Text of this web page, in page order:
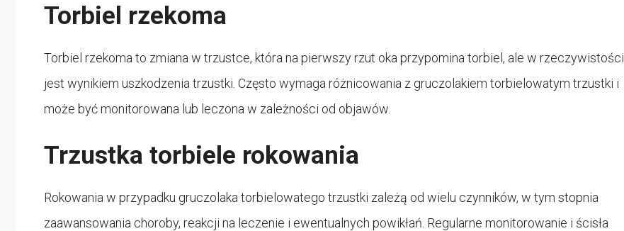
Torbiel rzekoma
Torbiel rzekoma to zmiana w trzustce, która na pierwszy rzut oka przypomina torbiel, ale w rzeczywistości
jest wynikiem uszkodzenia trzustki. Często wymaga różnicowania z gruczolakiem torbielowatym trzustki i
może być monitorowana lub leczona w zależności od objawów.
Trzustka torbiele rokowania
Rokowania w przypadku gruczolaka torbielowatego trzustki zależą od wielu czynników, w tym stopnia
zaawansowania choroby, reakcji na leczenie i ewentualnych powikłań. Regularne monitorowanie i ścisła